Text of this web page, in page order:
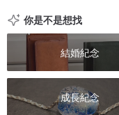
你是不是想找
結婚紀念
成長紀念